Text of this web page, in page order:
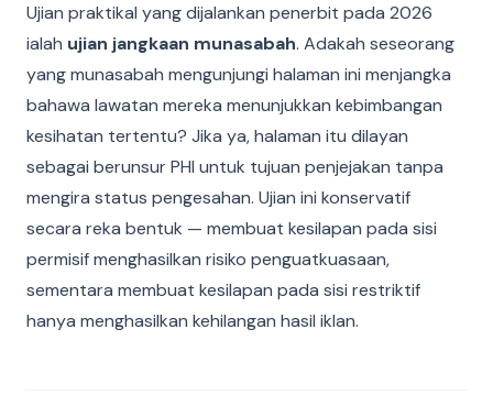
Ujian praktikal yang dijalankan penerbit pada 2026
ialah ujian jangkaan munasabah. Adakah seseorang
yang munasabah mengunjungi halaman ini menjangka
bahawa lawatan mereka menunjukkan kebimbangan
kesihatan tertentu? Jika ya, halaman itu dilayan
sebagai berunsur PHI untuk tujuan penjejakan tanpa
mengira status pengesahan. Ujian ini konservatif
secara reka bentuk — membuat kesilapan pada sisi
permisif menghasilkan risiko penguatkuasaan,
sementara membuat kesilapan pada sisi restriktif
hanya menghasilkan kehilangan hasil iklan.